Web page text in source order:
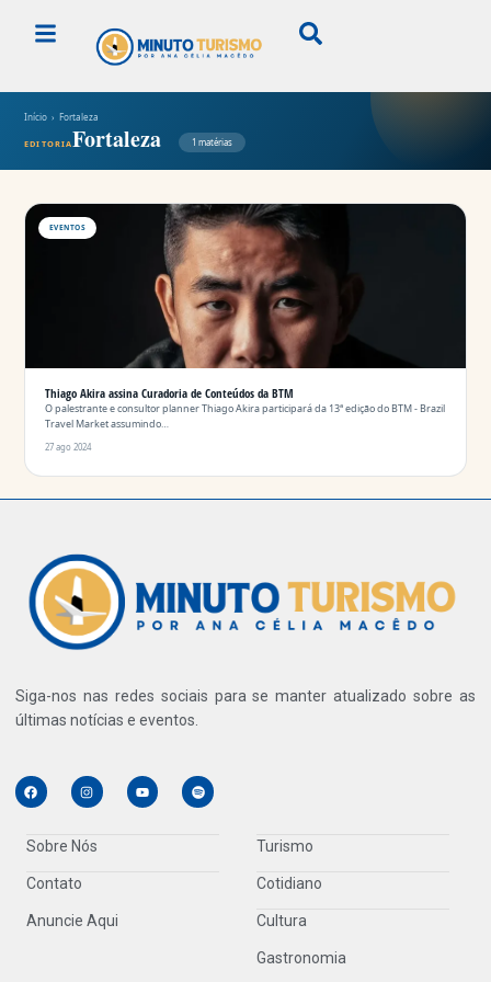
Início › Fortaleza
EDITORIAFortaleza 1 matérias
EVENTOS
Thiago Akira assina Curadoria de Conteúdos da BTM
O palestrante e consultor planner Thiago Akira participará da 13ª edição do BTM - Brazil
Travel Market assumindo…
27 ago 2024
Siga-nos nas redes sociais para se manter atualizado sobre as
últimas notícias e eventos.
Sobre Nós
Contato
Anuncie Aqui
Turismo
Cotidiano
Cultura
Gastronomia